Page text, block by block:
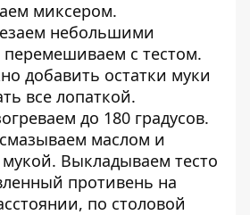
миксером.
небольшими
с тестом.
добавить остатки муки
все лопаткой.
до 180 градусов.
маслом и
Выкладываем тесто
противень на
по столовой